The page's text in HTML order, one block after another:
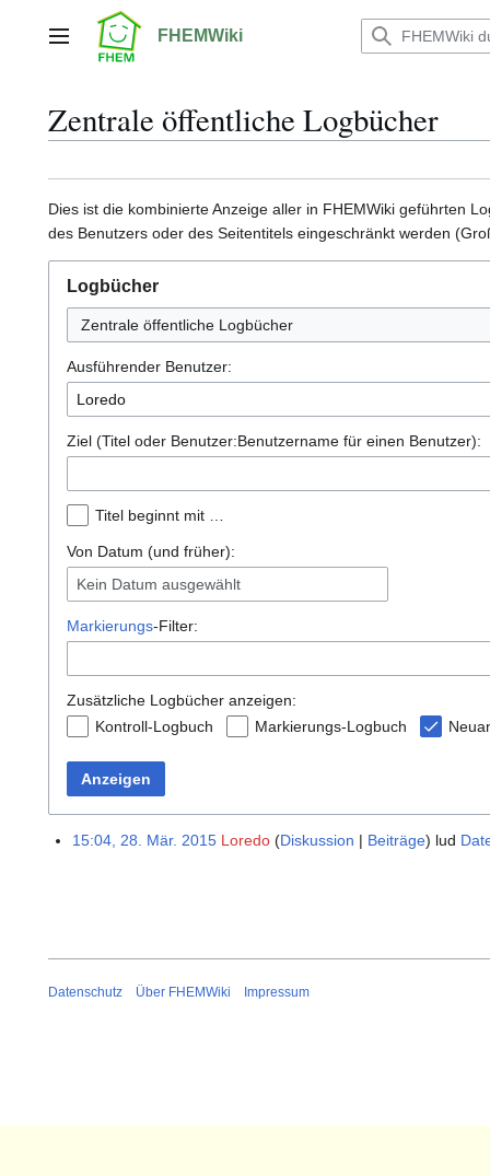
springenHauptmenü FHEMWiki
Zentrale öffentliche Logbücher
Dies ist die kombinierte Anzeige aller in FHEMWiki geführten
des Benutzers oder des Seitentitels eingeschränkt werden
Logbücher
Zentrale öffentliche Logbücher
Ausführender Benutzer:
Ziel (Titel oder Benutzer:Benutzername für einen Benutzer):
Titel beginnt mit …
Von Datum (und früher):
Kein Datum ausgewählt
Markierungs-Filter:
Zusätzliche Logbücher anzeigen:
Kontroll-Logbuch
Markierungs-Logbuch
Anzeigen
15:04, 28. Mär. 2015 Loredo Diskussion Beiträge lud
Datenschutz Über FHEMWiki Impressum